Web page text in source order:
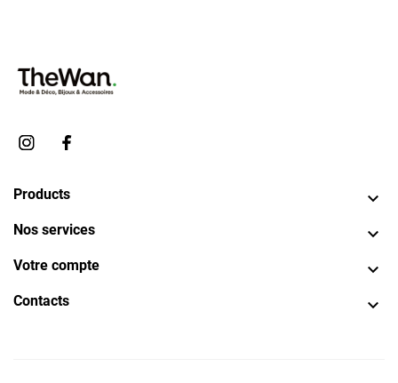
Products 
Nos services 
Votre compte 
Contacts 